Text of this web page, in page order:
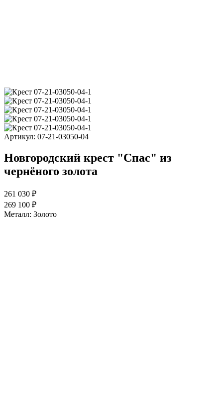
Артикул: 07-21-03050-04
Новгородский крест "Спас" из
чернёного золота
261 030 ₽
269 100 ₽
Металл: Золото